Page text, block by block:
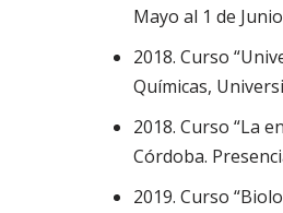
Mayo al 1 de
2018. Curso
Químicas,
2018. Curso “La
Córdoba.
2019. Curso